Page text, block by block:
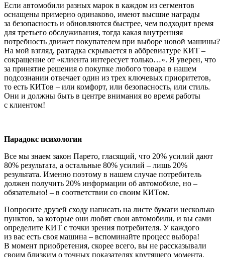
Если автомобили разных марок в каждом из сегментов
оснащены примерно одинаково, имеют высшие награды
за безопасность и обновляются быстрее, чем подходит время
для третьего обслуживания, тогда какая внутренняя
потребность движет покупателем при выборе новой машины?
На мой взгляд, разгадка скрывается в аббревиатуре КИТ –
сокращение от «клиента интересует только…». Я уверен, что
за принятие решения о покупке любого товара в нашем
подсознании отвечает один из трех ключевых приоритетов,
то есть КИТов – или комфорт, или безопасность, или стиль.
Они и должны быть в центре внимания во время работы
с клиентом!
Парадокс психологии
Все мы знаем закон Парето, гласящий, что 20% усилий дают
80% результата, а остальные 80% усилий – лишь 20%
результата. Именно поэтому в нашем случае потребитель
должен получить 20% информации об автомобиле, но –
обязательно! – в соответствии со своим КИТом.
Попросите друзей сходу написать на листе бумаги несколько
пунктов, за которые они любят свои автомобили, и вы сами
определите КИТ с точки зрения потребителя. У каждого
из вас есть своя машина – вспоминайте процесс выбора!
В момент приобретения, скорее всего, вы не рассказывали
своим близким о точных показателях крутящего момента,